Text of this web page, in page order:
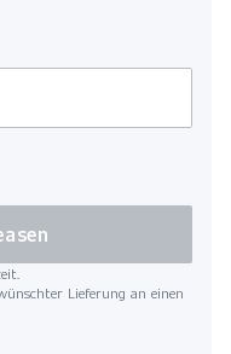
Lieferung an einen